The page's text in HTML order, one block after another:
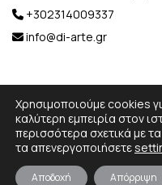
+302314009337
info@di-arte.gr
© 2026 Designed and
Χρησιμοποιούμε cookies
καλύτερη εμπειρία στον
περισσότερα σχετικά με
τα απενεργοποιήσετε
Αποδοχή Απόρριψη